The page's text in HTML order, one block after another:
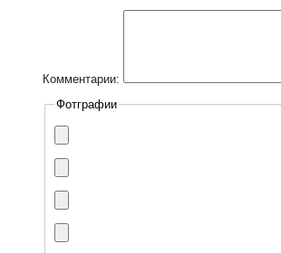
Комментарии:
Фотграфии